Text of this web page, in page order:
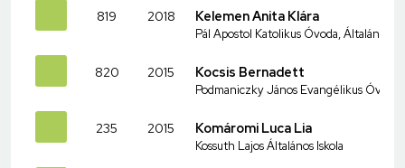
819 2018 Kelemen Anita Klára
Pál Apostol Katolikus Óvoda, Általános
820 2015 Kocsis Bernadett
Podmaniczky János Evangélikus Óvoda
235 2015 Komáromi Luca Lia
Kossuth Lajos Általános Iskola